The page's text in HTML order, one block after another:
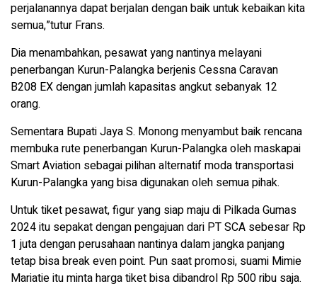
perjalanannya dapat berjalan dengan baik untuk kebaikan kita
semua,”tutur Frans.
Dia menambahkan, pesawat yang nantinya melayani
penerbangan Kurun-Palangka berjenis Cessna Caravan
B208 EX dengan jumlah kapasitas angkut sebanyak 12
orang.
Sementara Bupati Jaya S. Monong menyambut baik rencana
membuka rute penerbangan Kurun-Palangka oleh maskapai
Smart Aviation sebagai pilihan alternatif moda transportasi
Kurun-Palangka yang bisa digunakan oleh semua pihak.
Untuk tiket pesawat, figur yang siap maju di Pilkada Gumas
2024 itu sepakat dengan pengajuan dari PT SCA sebesar Rp
1 juta dengan perusahaan nantinya dalam jangka panjang
tetap bisa break even point. Pun saat promosi, suami Mimie
Mariatie itu minta harga tiket bisa dibandrol Rp 500 ribu saja.